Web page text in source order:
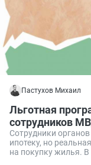
Пастухов Михаил
Льготная
сотрудников
Сотрудники
ипотеку, но
на покупку жилья. В